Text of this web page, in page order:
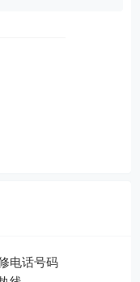
电话号码